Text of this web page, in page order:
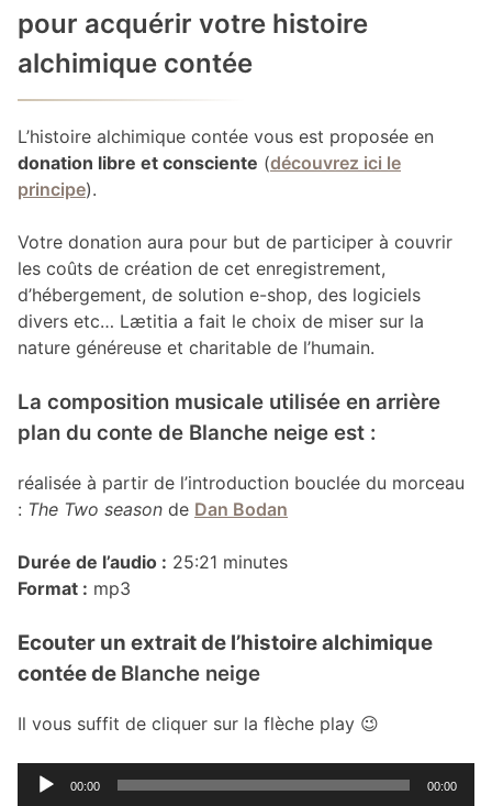
pour acquérir votre histoire
alchimique contée
L’histoire alchimique contée vous est proposée en
donation libre et consciente (découvrez ici le
principe).
Votre donation aura pour but de participer à couvrir
les coûts de création de cet enregistrement,
d’hébergement, de solution e-shop, des logiciels
divers etc… Lætitia a fait le choix de miser sur la
nature généreuse et charitable de l’humain.
La composition musicale utilisée en arrière
plan du conte de Blanche neige est :
réalisée à partir de l’introduction bouclée du morceau
: The Two season de Dan Bodan
Durée de l’audio : 25:21 minutes
Format : mp3
Ecouter un extrait de l’histoire alchimique
contée de Blanche neige
Il vous suffit de cliquer sur la flèche play 😉
Lecteur00:00 00:00